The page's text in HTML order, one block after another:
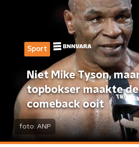
Sport
Niet Mike Tyson,
topbokser maakte
comeback ooit
foto: ANP